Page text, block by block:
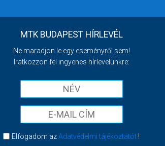
MTK BUDAPEST HÍRLEVÉL
Ne maradjon le egy eseményről sem!
Iratkozzon fel ingyenes hírlevelünkre:
Elfogadom azAdatvédelmi tájékoztatót !